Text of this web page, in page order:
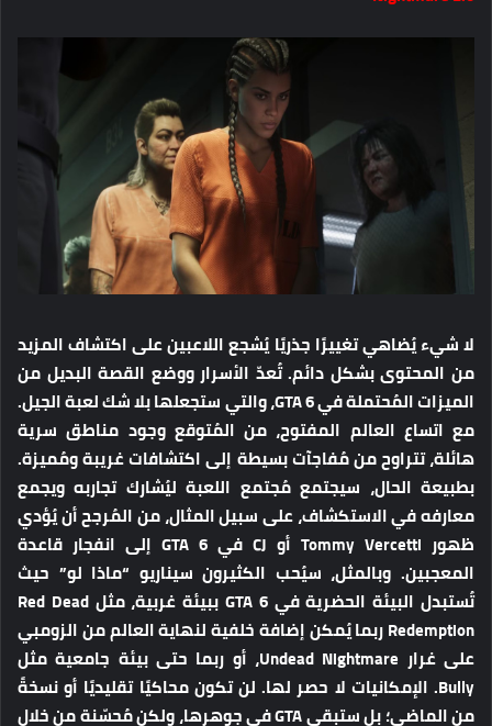
لا شيء يُضاهي تغييرًا جذريًا يُشجع اللاعبين على اكتشاف المزيد
من المحتوى بشكل دائم. تُعدّ الأسرار ووضع القصة البديل من
الميزات المُحتملة في GTA 6، والتي ستجعلها بلا شك لعبة الجيل.
مع اتساع العالم المفتوح، من المُتوقع وجود مناطق سرية
هائلة، تتراوح من مُفاجآت بسيطة إلى اكتشافات غريبة ومُميزة.
بطبيعة الحال، سيجتمع مُجتمع اللعبة ليُشارك تجاربه ويجمع
معارفه في الاستكشاف، على سبيل المثال، من المُرجح أن يُؤدي
ظهور Tommy Vercetti أو CJ في GTA 6 إلى انفجار قاعدة
المعجبين. وبالمثل، سيُحب الكثيرون سيناريو “ماذا لو” حيث
تُستبدل البيئة الحضرية في GTA 6 ببيئة غربية، مثل Red Dead
Redemption ربما يُمكن إضافة خلفية لنهاية العالم من الزومبي
على غرار Undead Nightmare، أو ربما حتى بيئة جامعية مثل
Bully. الإمكانيات لا حصر لها. لن تكون محاكيًا تقليديًا أو نسخةً
من الماضي؛ بل ستبقى GTA في جوهرها، ولكن مُحسّنة من خلال